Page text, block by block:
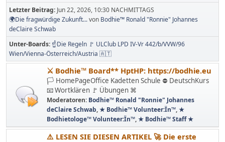
Letzter Beitrag: Jun 22, 2026, 10:30 NACHMITTAGS
🌍Die fragwürdige Zukunft...von Bodhie™ Ronald "Ronnie" Johannes
deClaire Schwab
Unter-Boards ☝Die Regeln 🚩 ULClub LPD IV-Vr 442/b/VVW/96
Wien/Vienna-Österreich/Austria 🇦🇹
⚔ Bodhie™ Board** HptHP: https://bodhie.eu
🏳 HomePageOffice Kadetten Schule ⛔ DeutschKurs
📧 Wortklären 🚩 Übungen ⌘
Moderatoren: Bodhie™ Ronald "Ronnie" Johannes
deClaire Schwab,★ Bodhie™ Volunteer:Ïn™,★
Bodhietologe™ Volunteer:Ïn™,★ Bodhie™ Staff ★
⚠️ LESEN SIE DIESEN ARTIKEL 🚀 Die erste